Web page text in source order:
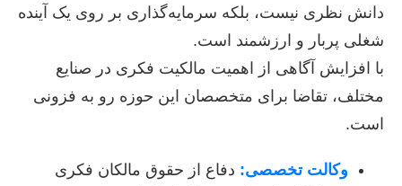
دانش نظری نیست، بلکه سرمایه‌گذاری بر روی یک آینده
شغلی پربار و ارزشمند است.
با افزایش آگاهی از اهمیت مالکیت فکری در صنایع
مختلف، تقاضا برای متخصصان این حوزه رو به فزونی
است.
وکالت تخصصی: دفاع از حقوق مالکان فکری